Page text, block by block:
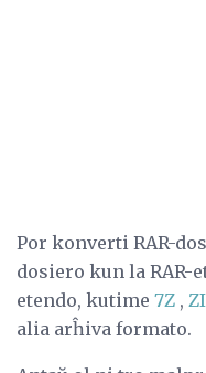
Por konverti RAR-
dosiero kun la RAR-
etendo, kutime 7Z ,
alia arĥiva formato.